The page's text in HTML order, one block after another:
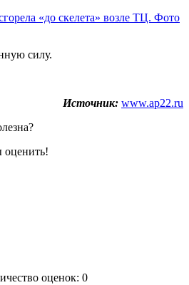
«до скелета» возле ТЦ. Фото
силу.
Источник: www.ap22.ru
оценить!
оценок: 0